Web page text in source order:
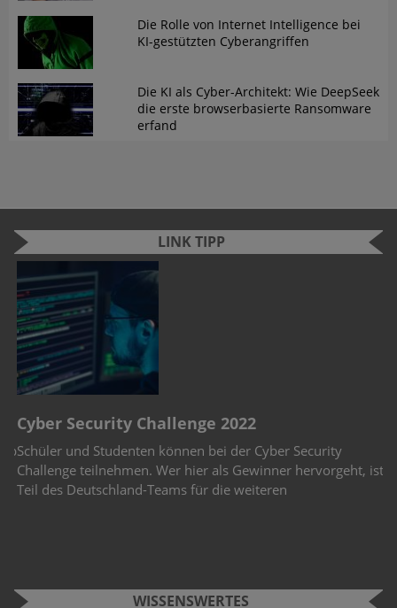
Die Rolle von Internet Intelligence bei
KI-gestützten Cyberangriffen
Die KI als Cyber-Architekt: Wie DeepSeek
die erste browserbasierte Ransomware
erfand
LINK TIPP
Cyber Security Challenge 2022
Schüler und Studenten können bei der Cyber Security
Challenge teilnehmen. Wer hier als Gewinner hervorgeht, ist
Teil des Deutschland-Teams für die weiteren
WISSENSWERTES